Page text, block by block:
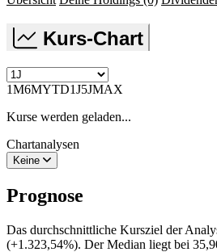
Kurs-Chart
1M6MYTD1J5JMAX
Kurse werden geladen...
Chartanalysen
Keine
Prognose
Das durchschnittliche Kursziel der
(+1.323,54%). Der Median liegt bei